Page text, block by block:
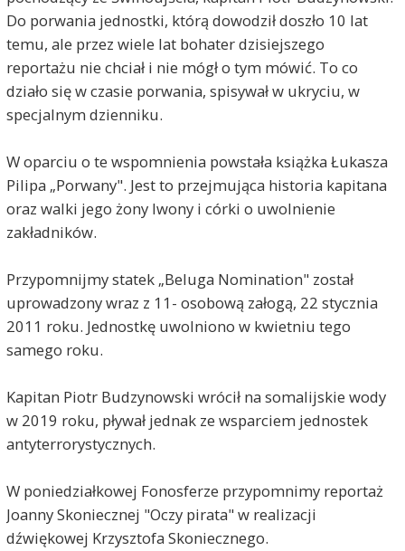
Do porwania jednostki, którą dowodził doszło 10 lat
temu, ale przez wiele lat bohater dzisiejszego
reportażu nie chciał i nie mógł o tym mówić. To co
działo się w czasie porwania, spisywał w ukryciu, w
specjalnym dzienniku.
W oparciu o te wspomnienia powstała książka Łukasza
Pilipa „Porwany". Jest to przejmująca historia kapitana
oraz walki jego żony Iwony i córki o uwolnienie
zakładników.
Przypomnijmy statek „Beluga Nomination" został
uprowadzony wraz z 11- osobową załogą, 22 stycznia
2011 roku. Jednostkę uwolniono w kwietniu tego
samego roku.
Kapitan Piotr Budzynowski wrócił na somalijskie wody
w 2019 roku, pływał jednak ze wsparciem jednostek
antyterrorystycznych.
W poniedziałkowej Fonosferze przypomnimy reportaż
Joanny Skoniecznej "Oczy pirata" w realizacji
dźwiękowej Krzysztofa Skoniecznego.